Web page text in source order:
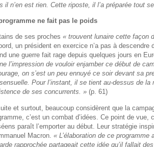
il n’en est rien. Cette riposte, il l’a préparée tout
ne fait pas le poids
de ses proches « trouvent lunaire cette façon
un président en exercice n’a pas à
une guerre fait rage depuis quelques jours en
l’impression de vouloir enjamber ce début de
on s’est un peu ennuyé ce soir devant sa
Pour l’instant, il se tient au-dessus de la
de ses concurrents. » (p. 61)
et surtout, beaucoup considèrent que la
c’est un combat d’idées. Ce point de vue,
paraît l’emporter au début. Leur stratégie
Macron. « L’élaboration de ce
rapprochée partageait cette idée qu’il fallait